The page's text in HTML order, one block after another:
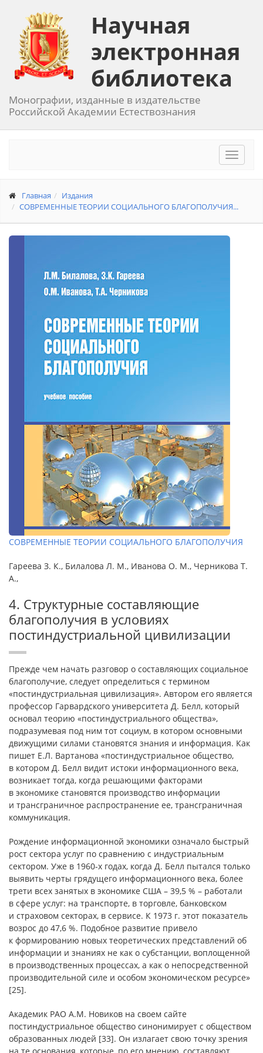
Научная
электронная
библиотека
Монографии, изданные в издательстве
Российской Академии Естествознания
Toggle
Главная
Издания
СОВРЕМЕННЫЕ ТЕОРИИ СОЦИАЛЬНОГО БЛАГОПОЛУЧИЯ...
СОВРЕМЕННЫЕ ТЕОРИИ СОЦИАЛЬНОГО БЛАГОПОЛУЧИЯ
Гареева З. К., Билалова Л. М., Иванова О. М., Черникова Т.
А.,
4. Структурные составляющие
благополучия в условиях
постиндустриальной цивилизации
Прежде чем начать разговор о составляющих социальное
благополучие, следует определиться с термином
«постиндустриальная цивилизация». Автором его является
профессор Гарвардского университета Д. Белл, который
основал теорию «постиндустриального общества»,
подразумевая под ним тот социум, в котором основными
движущими силами становятся знания и информация. Как
пишет Е.Л. Вартанова «постиндустриальное общество,
в котором Д. Белл видит истоки информационного века,
возникает тогда, когда решающими факторами
в экономике становятся производство информации
и трансграничное распространение ее, трансграничная
коммуникация.
Рождение информационной экономики означало быстрый
рост сектора услуг по сравнению с индустриальным
сектором. Уже в 1960-х годах, когда Д. Белл пытался только
выявить черты грядущего информационного века, более
трети всех занятых в экономике США – 39,5 % – работали
в сфере услуг: на транспорте, в торговле, банковском
и страховом секторах, в сервисе. К 1973 г. этот показатель
возрос до 47,6 %. Подобное развитие привело
к формированию новых теоретических представлений об
информации и знаниях не как о субстанции, воплощенной
в производственных процессах, а как о непосредственной
производительной силе и особом экономическом ресурсе»
[25].
Академик РАО А.М. Новиков на своем сайте
постиндустриальное общество синонимирует с обществом
образованных людей [33]. Он излагает свою точку зрения